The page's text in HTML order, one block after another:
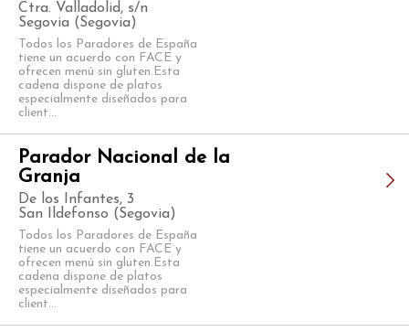
Ctra. Valladolid, s/n
Segovia (Segovia)
Todos los Paradores de España
tiene un acuerdo con FACE y
ofrecen menú sin gluten.Esta
cadena dispone de platos
especialmente diseñados para
client...
Parador Nacional de la
Granja
De los Infantes, 3
San Ildefonso (Segovia)
Todos los Paradores de España
tiene un acuerdo con FACE y
ofrecen menú sin gluten.Esta
cadena dispone de platos
especialmente diseñados para
client...